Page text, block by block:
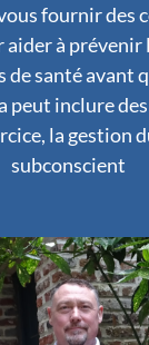
fournir des
à prévenir
de santé avant
peut inclure
la gestion
subconscient